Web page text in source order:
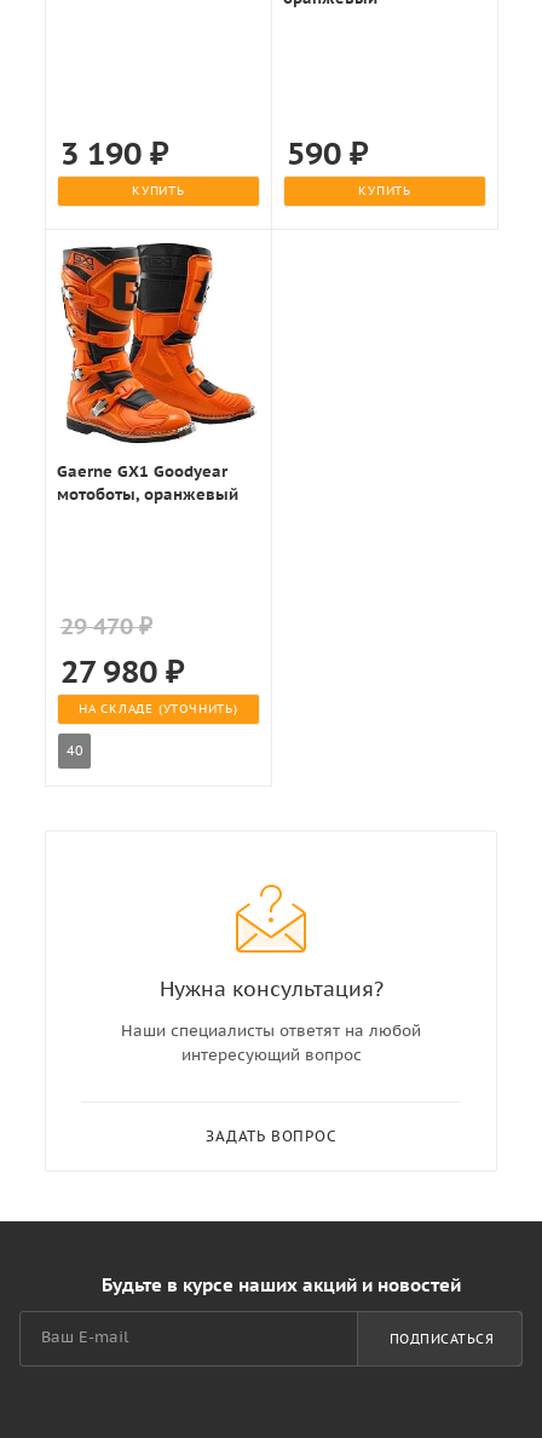
3 190₽
КУПИТЬ
590 ₽
КУПИТЬ
Gaerne GX1 Goodyear
мотоботы, оранжевый
29 470 ₽
27 980₽
НА СКЛАДЕ (УТОЧНИТЬ)
40
Нужна консультация?
Наши специалисты ответят на любой
интересующий вопрос
ЗАДАТЬ ВОПРОС
Будьте в курсе наших акций и новостей
ПОДПИСАТЬСЯ